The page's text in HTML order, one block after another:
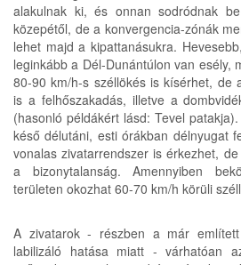
alakulnak ki, és onnan sodródnak
közepétől, de a konvergencia-zónák
lehet majd a kipattanásukra.
leginkább a Dél-Dunántúlon van esély,
80-90 km/h-s széllökés is kísérhet, de
is a felhőszakadás, illetve a
(hasonló példákért lásd: Tevel
késő délutáni, esti órákban délnyugat
vonalas zivatarrendszer is érkezhet,
a bizonytalanság. Amennyiben
területen okozhat 60-70 km/h körüli
A zivatarok - részben a már említett
labilizáló hatása miatt - várhatóan